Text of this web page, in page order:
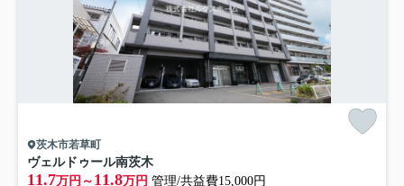
茨木市若草町
ヴェルドゥール南茨木
11.7万円～ 11.8万円 管理/共益費15,000円